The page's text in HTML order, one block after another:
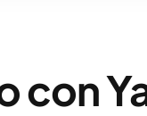
con